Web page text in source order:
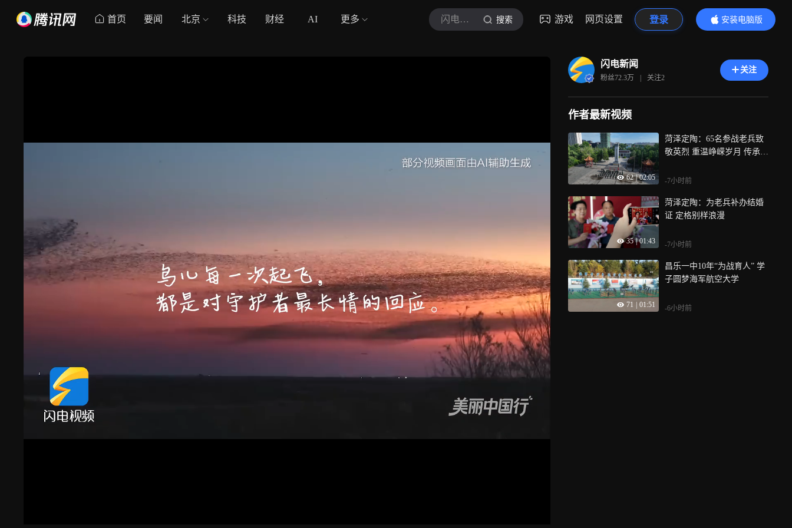
首页 要闻 北京 科技 财经 AI 更多 闪电新闻 搜索 游戏 网页设置 登录
安装电脑版
内容更精彩
闪电新闻
粉丝72.3万 | 关注2
关注
作者最新视频
62 | 02:05
菏泽定陶：65名参战老兵致
敬英烈 重温峥嵘岁月 传承不
-7小时前
35 | 01:43
菏泽定陶：为老兵补办结婚
证 定格别样浪漫
-7小时前
71 01:51
昌乐一中10年“为战育人” 学
子圆梦海军航空大学
-6小时前